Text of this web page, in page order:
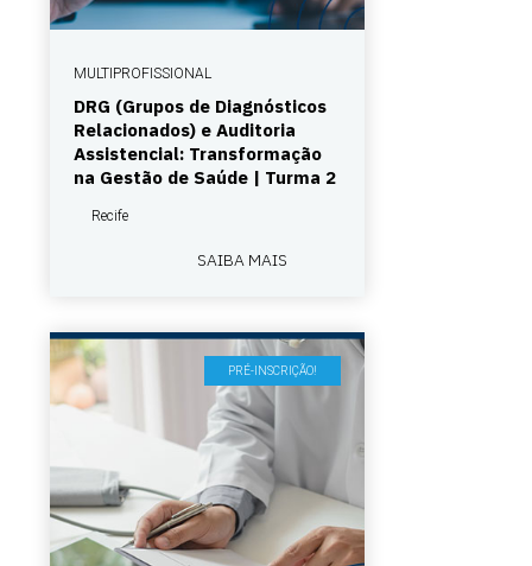
MULTIPROFISSIONAL
DRG (Grupos de Diagnósticos
Relacionados) e Auditoria
Assistencial: Transformação
na Gestão de Saúde | Turma 2
Recife
SAIBA MAIS
PRÉ-INSCRIÇÃO!